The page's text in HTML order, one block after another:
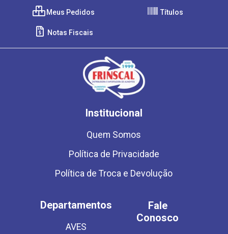
Meus Pedidos Títulos
Notas Fiscais
Institucional
Quem Somos
Política de Privacidade
Política de Troca e Devolução
Departamentos
AVES
Fale
Conosco